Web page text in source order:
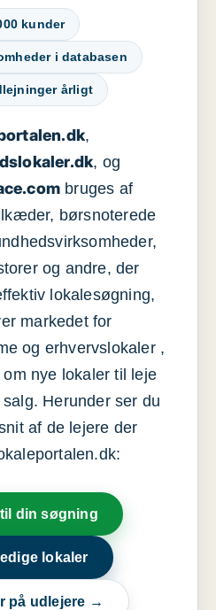
kunder
i databasen
årligt
,
, og
bruges af
børsnoterede
og andre, der
lokalesøgning,
markedet for
og erhvervslokaler ,
nye lokaler til leje
Herunder ser du
af de lejere der
din søgning
lokaler
på udlejere →